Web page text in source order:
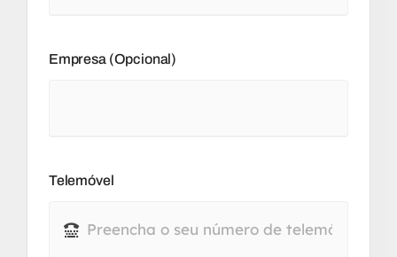
Empresa (opcional)
Telemóvel